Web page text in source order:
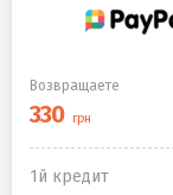
Возвращаете
1й кредит